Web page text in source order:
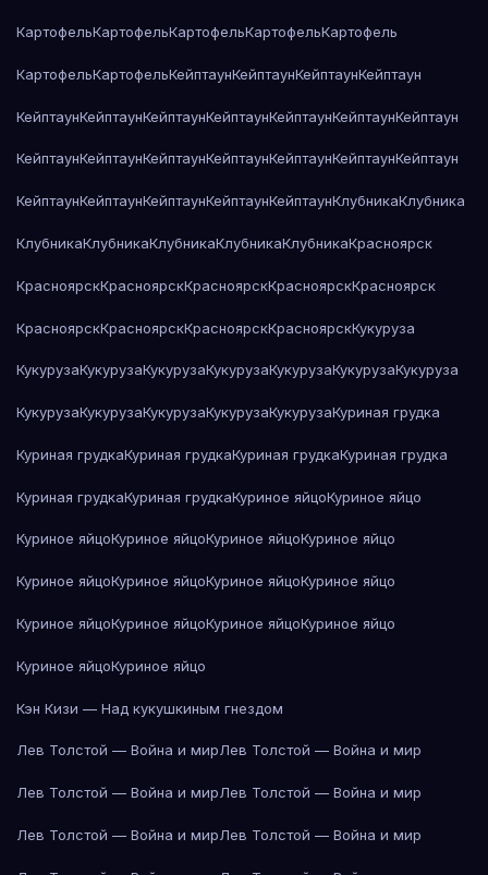
КартофельКартофельКартофельКартофельКартофель
КартофельКартофельКейптаунКейптаунКейптаунКейптаун
КейптаунКейптаунКейптаунКейптаунКейптаунКейптаунКейптаун
КейптаунКейптаунКейптаунКейптаунКейптаунКейптаунКейптаун
КейптаунКейптаунКейптаунКейптаунКейптаунКлубникаКлубника
КлубникаКлубникаКлубникаКлубникаКлубникаКрасноярск
КрасноярскКрасноярскКрасноярскКрасноярскКрасноярск
КрасноярскКрасноярскКрасноярскКрасноярскКукуруза
КукурузаКукурузаКукурузаКукурузаКукурузаКукурузаКукуруза
КукурузаКукурузаКукурузаКукурузаКукурузаКуриная грудка
Куриная грудкаКуриная грудкаКуриная грудкаКуриная грудка
Куриная грудкаКуриная грудкаКуриное яйцоКуриное яйцо
Куриное яйцоКуриное яйцоКуриное яйцоКуриное яйцо
Куриное яйцоКуриное яйцоКуриное яйцоКуриное яйцо
Куриное яйцоКуриное яйцоКуриное яйцоКуриное яйцо
Куриное яйцоКуриное яйцо
Кэн Кизи — Над кукушкиным гнездом
Лев Толстой — Война и мирЛев Толстой — Война и мир
Лев Толстой — Война и мирЛев Толстой — Война и мир
Лев Толстой — Война и мирЛев Толстой — Война и мир